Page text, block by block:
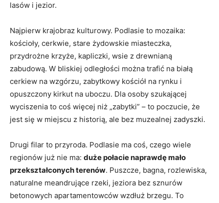
lasów i jezior.
Najpierw krajobraz kulturowy. Podlasie to mozaika:
kościoły, cerkwie, stare żydowskie miasteczka,
przydrożne krzyże, kapliczki, wsie z drewnianą
zabudową. W bliskiej odległości można trafić na białą
cerkiew na wzgórzu, zabytkowy kościół na rynku i
opuszczony kirkut na uboczu. Dla osoby szukającej
wyciszenia to coś więcej niż „zabytki” – to poczucie, że
jest się w miejscu z historią, ale bez muzealnej zadyszki.
Drugi filar to przyroda. Podlasie ma coś, czego wiele
regionów już nie ma: duże połacie naprawdę mało
przekształconych terenów. Puszcze, bagna, rozlewiska,
naturalne meandrujące rzeki, jeziora bez sznurów
betonowych apartamentowców wzdłuż brzegu. To